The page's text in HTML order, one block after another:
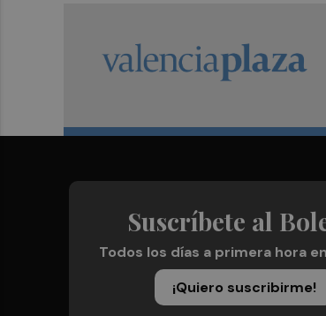
Suscríbete al
Todos los días a primera hora
¡Quiero suscribirme!